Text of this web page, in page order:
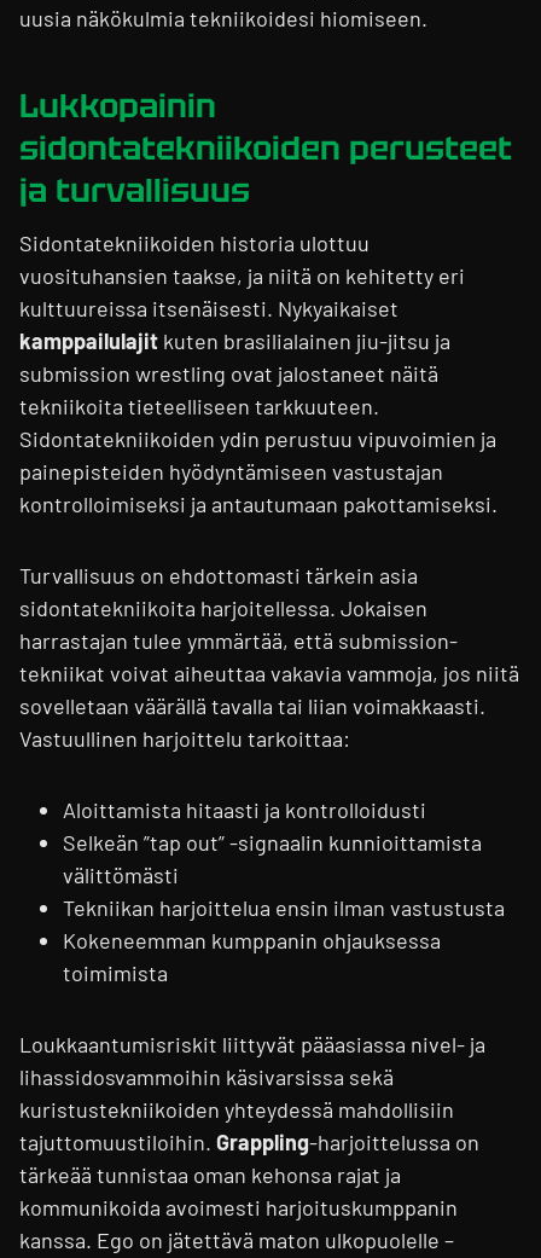
uusia näkökulmia tekniikoidesi hiomiseen.
Lukkopainin
sidontatekniikoiden perusteet
ja turvallisuus
Sidontatekniikoiden historia ulottuu
vuosituhansien taakse, ja niitä on kehitetty eri
kulttuureissa itsenäisesti. Nykyaikaiset
kamppailulajit kuten brasilialainen jiu-jitsu ja
submission wrestling ovat jalostaneet näitä
tekniikoita tieteelliseen tarkkuuteen.
Sidontatekniikoiden ydin perustuu vipuvoimien ja
painepisteiden hyödyntämiseen vastustajan
kontrolloimiseksi ja antautumaan pakottamiseksi.
Turvallisuus on ehdottomasti tärkein asia
sidontatekniikoita harjoitellessa. Jokaisen
harrastajan tulee ymmärtää, että submission-
tekniikat voivat aiheuttaa vakavia vammoja, jos niitä
sovelletaan väärällä tavalla tai liian voimakkaasti.
Vastuullinen harjoittelu tarkoittaa:
Aloittamista hitaasti ja kontrolloidusti
Selkeän ”tap out” -signaalin kunnioittamista
välittömästi
Tekniikan harjoittelua ensin ilman vastustusta
Kokeneemman kumppanin ohjauksessa
toimimista
Loukkaantumisriskit liittyvät pääasiassa nivel- ja
lihassidosvammoihin käsivarsissa sekä
kuristustekniikoiden yhteydessä mahdollisiin
tajuttomuustiloihin. Grappling-harjoittelussa on
tärkeää tunnistaa oman kehonsa rajat ja
kommunikoida avoimesti harjoituskumppanin
kanssa. Ego on jätettävä maton ulkopuolelle –